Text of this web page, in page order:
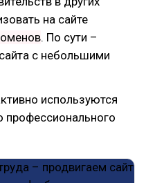
на сайте
. По сути –
с небольшими
используются
профессионального